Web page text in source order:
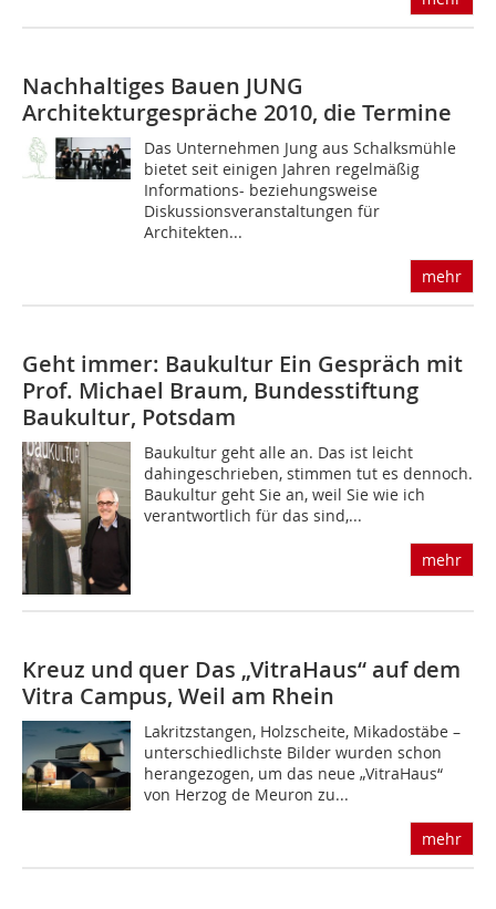
Nachhaltiges Bauen JUNG
Architekturgespräche 2010, die Termine
Das Unternehmen Jung aus Schalksmühle
bietet seit einigen Jahren regelmäßig
Informations- beziehungsweise
Diskussionsveranstaltungen für
Architekten...
mehr
Geht immer: Baukultur Ein Gespräch mit
Prof. Michael Braum, Bundesstiftung
Baukultur, Potsdam
Baukultur geht alle an. Das ist leicht
dahingeschrieben, stimmen tut es dennoch.
Baukultur geht Sie an, weil Sie wie ich
verantwortlich für das sind,...
mehr
Kreuz und quer Das „VitraHaus“ auf dem
Vitra Campus, Weil am Rhein
Lakritzstangen, Holzscheite, Mikadostäbe –
unterschiedlichste Bilder wurden schon
herangezogen, um das neue „VitraHaus“
von Herzog de Meuron zu...
mehr